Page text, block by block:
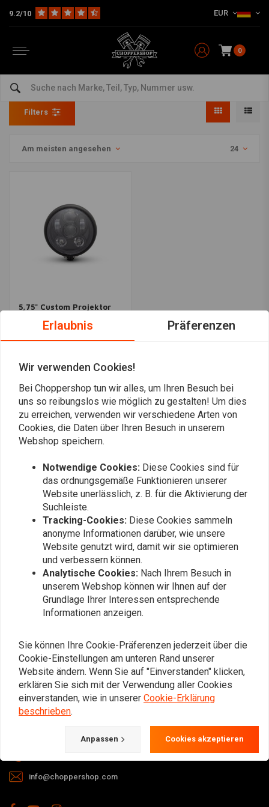
9.2/10 EUR
0
Artikel mit Schlagwort clear
Home Schlagworte clear
Filters
Am meisten angesehen 24
5,75" Custom Projektor
Immer auf dem Laufenden bleiben?
Abonnieren
Reparaturen oder allgemeinen
Informationen können Sie uns
jederzeit auf eine der folgenden Arten
kontaktieren.
info@choppershop.com
Erlaubnis Präferenzen
Wir verwenden Cookies!
Bei Choppershop tun wir alles, um Ihren Besuch bei
uns so reibungslos wie möglich zu gestalten! Um dies
zu erreichen, verwenden wir verschiedene Arten von
Cookies, die Daten über Ihren Besuch in unserem
Webshop speichern.
Notwendige Cookies: Diese Cookies sind für
das ordnungsgemäße Funktionieren unserer
Website unerlässlich, z. B. für die Aktivierung der
Suchleiste.
Tracking-Cookies: Diese Cookies sammeln
anonyme Informationen darüber, wie unsere
Website genutzt wird, damit wir sie optimieren
und verbessern können.
Analytische Cookies: Nach Ihrem Besuch in
unserem Webshop können wir Ihnen auf der
Grundlage Ihrer Interessen entsprechende
Informationen anzeigen.
Sie können Ihre Cookie-Präferenzen jederzeit über die
Cookie-Einstellungen am unteren Rand unserer
Website ändern. Wenn Sie auf "Einverstanden" klicken,
erklären Sie sich mit der Verwendung aller Cookies
einverstanden, wie in unserer Cookie-Erklärung
beschrieben.
Anpassen Cookies akzeptieren